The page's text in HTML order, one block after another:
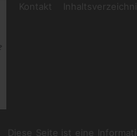
Kontakt
Diese Seite ist eine